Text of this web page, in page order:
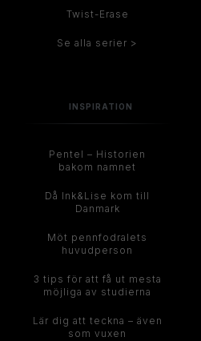
Twist-Erase
Se alla serier >
INSPIRATION
Pentel – Historien
bakom namnet
Då Ink&Lise kom till
Danmark
Möt pennfodralets
huvudperson
3 tips för att få ut mesta
möjliga av studierna
Lär dig att teckna – även
som vuxen